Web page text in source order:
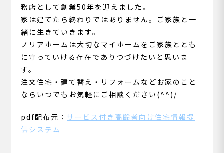
務店として創業50年を迎えました。
家は建てたら終わりではありません。ご家族と一
緒に生きていきます。
ノリアホームは大切なマイホームをご家族ととも
に守っていける存在でありつづけたいと思いま
す。
注文住宅・建て替え・リフォームなどお家のこと
ならいつでもお気軽にご相談ください(^^)/
pdf配布元： サービス付き高齢者向け住宅情報提
供システム